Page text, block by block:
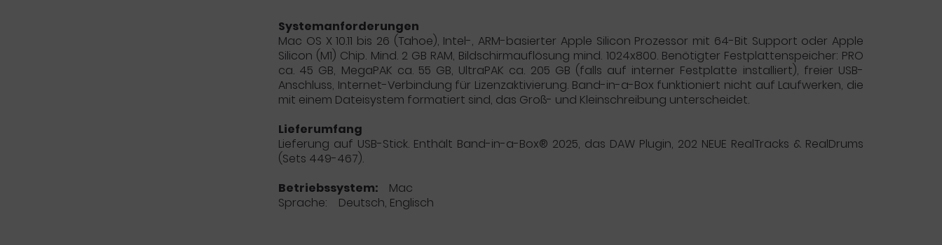
Systemanforderungen
Mac OS X 10.11 bis 26 (Tahoe), Intel-, ARM-basierter Apple Silicon Prozessor mit 64-Bit Support oder Apple
Silicon (M1) Chip. Mind. 2 GB RAM, Bildschirmauflösung mind. 1024x800. Benötigter Festplattenspeicher: PRO
ca. 45 GB, MegaPAK ca. 55 GB, UltraPAK ca. 205 GB (falls auf interner Festplatte installiert), freier USB-
Anschluss, Internet-Verbindung für Lizenzaktivierung. Band-in-a-Box funktioniert nicht auf Laufwerken, die
mit einem Dateisystem formatiert sind, das Groß- und Kleinschreibung unterscheidet.
Lieferumfang
Lieferung auf USB-Stick. Enthält Band-in-a-Box® 2025, das DAW Plugin, 202 NEUE RealTracks & RealDrums
(Sets 449-467).
Betriebssystem:
Mac
Sprache: Deutsch, Englisch